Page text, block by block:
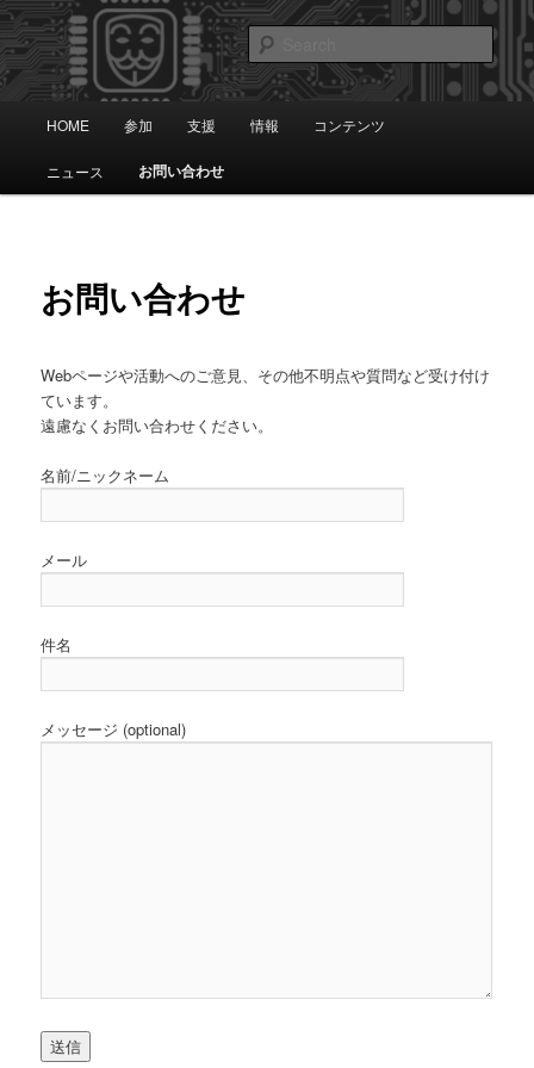
Skip
to
primary
content アノニマス日本
知識は自由です。
HOME 参加 支援 情報 コンテンツ
ニュース お問い合わせ
お問い合わせ
Webページや活動へのご意見、その他不明点や質問など受け付け
ています。
遠慮なくお問い合わせください。
名前/ニックネーム
メール
件名
メッセージ (optional)